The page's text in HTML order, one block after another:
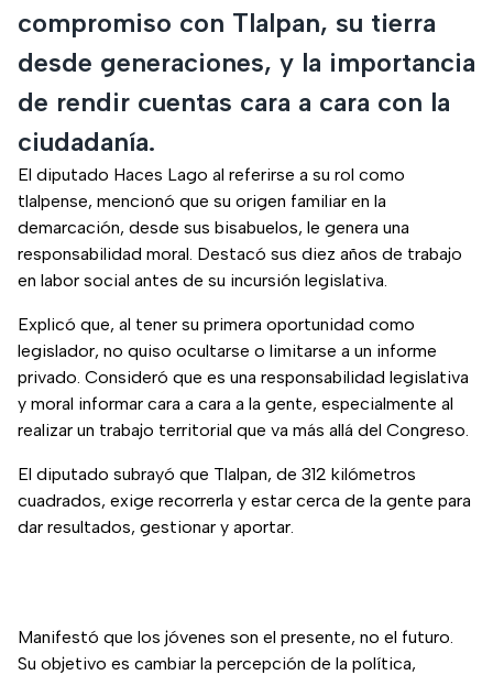
compromiso con Tlalpan, su tierra
desde generaciones, y la importancia
de rendir cuentas cara a cara con la
ciudadanía.
El diputado Haces Lago al referirse a su rol como
tlalpense, mencionó que su origen familiar en la
demarcación, desde sus bisabuelos, le genera una
responsabilidad moral. Destacó sus diez años de trabajo
en labor social antes de su incursión legislativa.
Explicó que, al tener su primera oportunidad como
legislador, no quiso ocultarse o limitarse a un informe
privado. Consideró que es una responsabilidad legislativa
y moral informar cara a cara a la gente, especialmente al
realizar un trabajo territorial que va más allá del Congreso.
El diputado subrayó que Tlalpan, de 312 kilómetros
cuadrados, exige recorrerla y estar cerca de la gente para
dar resultados, gestionar y aportar.
Manifestó que los jóvenes son el presente, no el futuro.
Su objetivo es cambiar la percepción de la política,